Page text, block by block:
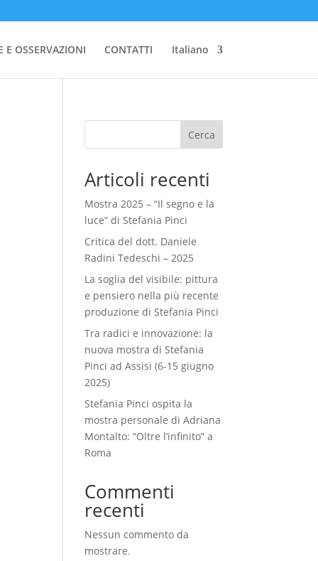
E OSSERVAZIONI CONTATTI Italiano
Cerca
Articoli recenti
Mostra 2025 – “Il segno e la
luce” di Stefania Pinci
Critica del dott. Daniele
Radini Tedeschi – 2025
La soglia del visibile: pittura
e pensiero nella più recente
produzione di Stefania Pinci
Tra radici e innovazione: la
nuova mostra di Stefania
Pinci ad Assisi (6-15 giugno
2025)
Stefania Pinci ospita la
mostra personale di Adriana
Montalto: “Oltre l’infinito” a
Roma
Commenti
recenti
Nessun commento da
mostrare.